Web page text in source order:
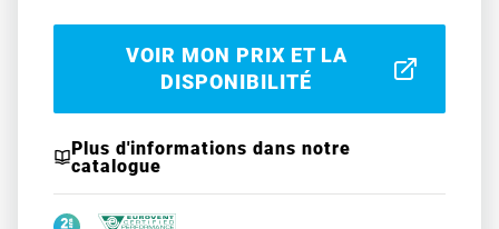
VOIR MON PRIX ET LA
DISPONIBILITÉ
Plus d'informations dans notre
catalogue